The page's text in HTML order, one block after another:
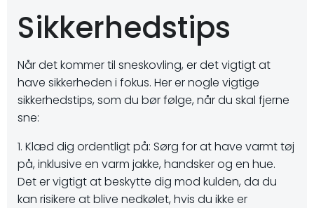
Sikkerhedstips
Når det kommer til sneskovling, er det vigtigt at
have sikkerheden i fokus. Her er nogle vigtige
sikkerhedstips, som du bør følge, når du skal fjerne
sne:
1. Klæd dig ordentligt på: Sørg for at have varmt tøj
på, inklusive en varm jakke, handsker og en hue.
Det er vigtigt at beskytte dig mod kulden, da du
kan risikere at blive nedkølet, hvis du ikke er